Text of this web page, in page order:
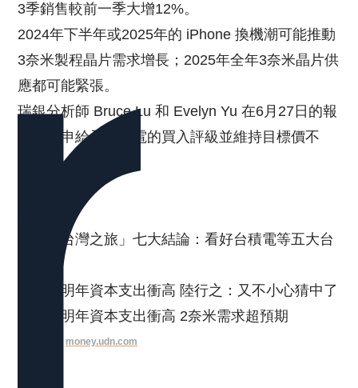
3季銷售較前一季大增12%。
2024年下半年或2025年的 iPhone 換機潮可能推動
3奈米製程晶片需求增長；2025年全年3奈米晶片供
應都可能緊張。
瑞銀分析師 Bruce Lu 和 Evelyn Yu 在6月27日的報
告中重申給予台積電的買入評級並維持目標價不
大摩「台灣之旅」七大結論：看好台積電等五大台
台積電明年資本支出衝高 陸行之：又不小心猜中了
台積電明年資本支出衝高 2奈米需求超預期
money.udn.com